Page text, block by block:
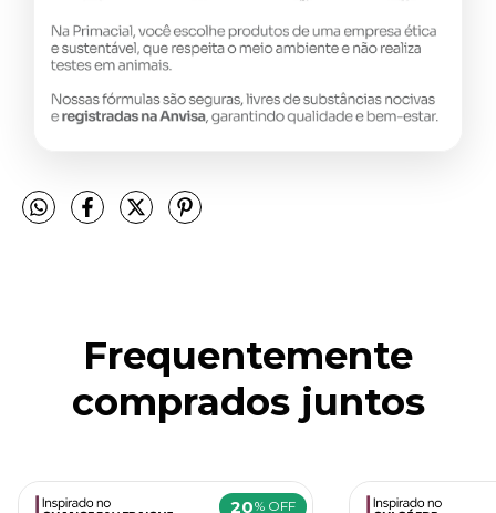
Frequentemente
comprados juntos
20% OFF